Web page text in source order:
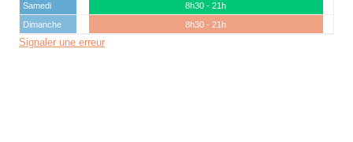
Samedi
8h30 - 21h
Dimanche
8h30 - 21h
Signaler une erreur